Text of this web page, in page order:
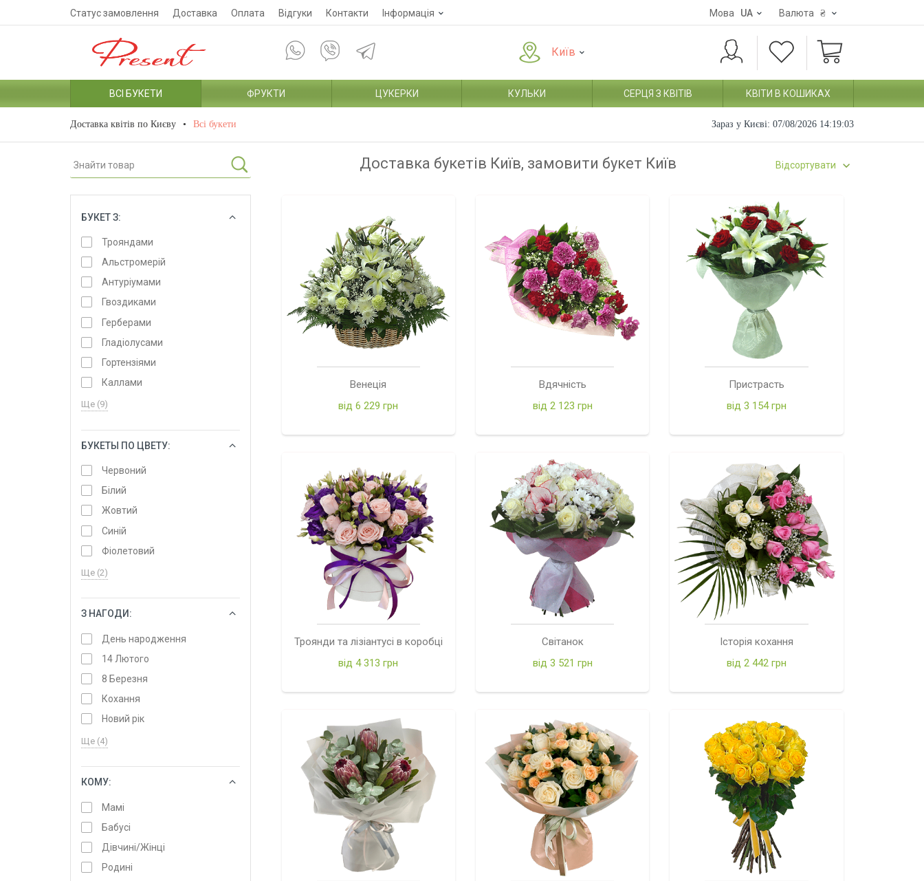
Статус замовлення Доставка Оплата Відгуки Контакти Інформація Мова UA Валюта ₴
Київ
ВСІ БУКЕТИ ФРУКТИ ЦУКЕРКИ КУЛЬКИ СЕРЦЯ З КВІТІВ КВІТИ В КОШИКАХ
Доставка квітів по Києву Всі букети Зараз у Києві: 07/08/2026 14:19:04
БУКЕТ З:
Трояндами
Альстромерій
Антуріумами
Гвоздиками
Герберами
Гладіолусами
Гортензіями
Каллами
Ще (9)
БУКЕТЫ ПО ЦВЕТУ:
Червоний
Білий
Жовтий
Синій
Фіолетовий
Ще (2)
З НАГОДИ:
День народження
14 Лютого
8 Березня
Кохання
Новий рік
Ще (4)
КОМУ:
Мамі
Бабусі
Дівчині/Жінці
Родині
Доставка букетів Київ, замовити букет Київ Відсортувати
Венеція
від 6 229 грн
Вдячність
від 2 123 грн
Пристрасть
від 3 154 грн
Троянди та лізіантусі в коробці
від 4 313 грн
Світанок
від 3 521 грн
Історія кохання
від 2 442 грн